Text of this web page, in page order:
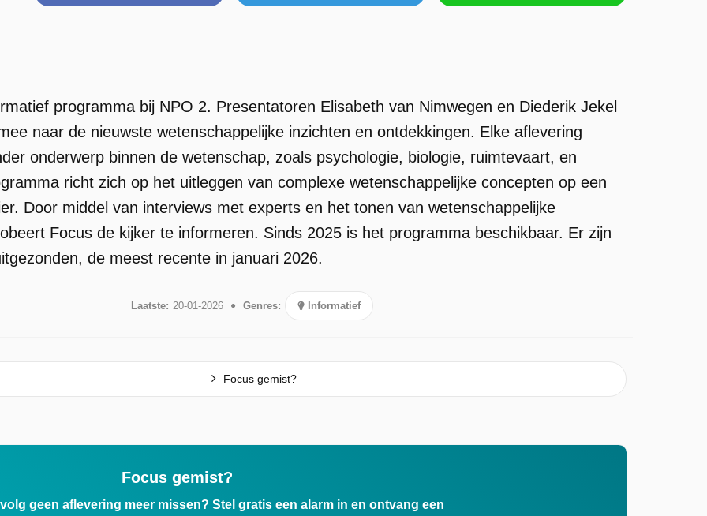
programma bij NPO 2. Presentatoren Elisabeth van Nimwegen en Diederik Jekel
naar de nieuwste wetenschappelijke inzichten en ontdekkingen. Elke aflevering
onderwerp binnen de wetenschap, zoals psychologie, biologie, ruimtevaart, en
richt zich op het uitleggen van complexe wetenschappelijke concepten op een
Door middel van interviews met experts en het tonen van wetenschappelijke
Focus de kijker te informeren. Sinds 2025 is het programma beschikbaar. Er zijn
de meest recente in januari 2026.
Laatste: 20-01-2026 Genres: Informatief
Focus gemist?
Focus gemist?
geen aflevering meer missen? Stel gratis een alarm in en ontvang een